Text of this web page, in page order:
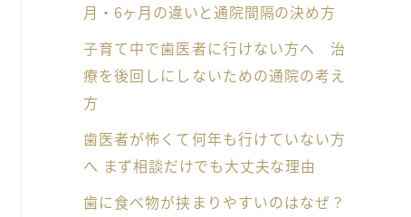
月・6ヶ月の違いと通院間隔の決め方
子育て中で歯医者に行けない方へ 治
療を後回しにしないための通院の考え
方
歯医者が怖くて何年も行けていない方
へ まず相談だけでも大丈夫な理由
歯に食べ物が挟まりやすいのはなぜ？